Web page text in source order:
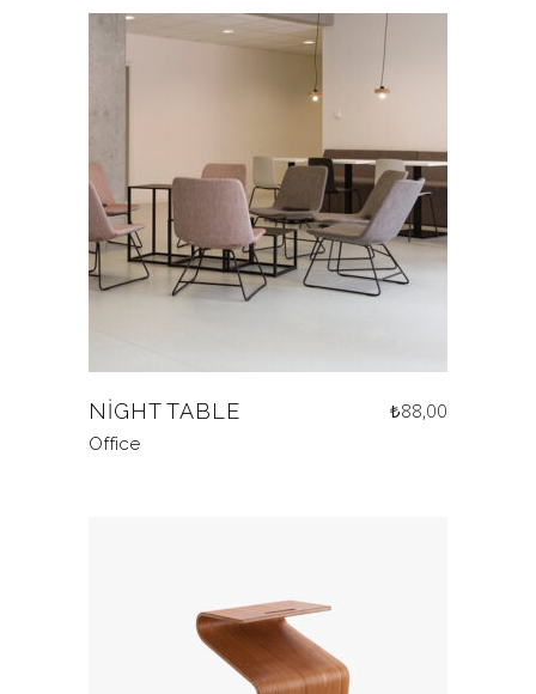
NIGHT TABLE ₺88,00
Office